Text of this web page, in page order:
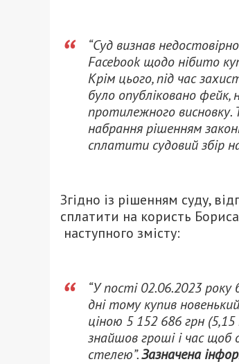
“Суд визнав
Facebook щодо нібито
Крім цього, під час
було опубліковано фейк,
протилежного висновку.
набрання рішенням
сплатити судовий збір
Згідно із рішенням суду,
сплатити на користь
наступного змісту:
“У пості 02.06.2023
дні тому купив
ціною 5 152 686 грн
знайшов гроші і час щоб
стелею”.Зазначена